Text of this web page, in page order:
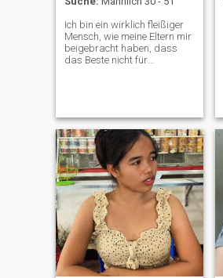
Ich bin ein wirklich fleißiger
Mensch, wie meine Eltern mir
beigebracht haben, dass
das Beste nicht für
Ziele zu erreichen, selbst in
winzigen Schritten. Ich
arbeite nicht nur hart,
sondern erlaube mir,
dankbar für meine Arbeit zu
sein, und entspanne mich mit
derselben Freude wie ich
arbeite. Ich möchte jemanden
finden, der für mich geeignet
ist, diese Momente der
Alltagsmagie zu genießen,
genannt Leben zusammen.
Ich hoffe sehr, dass diese
Dating-Seite auf mich wartet,